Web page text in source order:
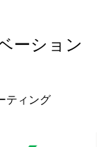
ーション
ティング